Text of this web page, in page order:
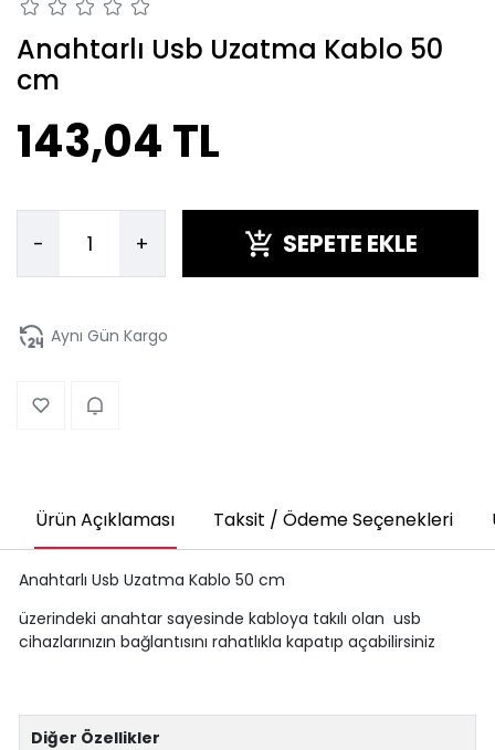
Anahtarlı Usb Uzatma Kablo 50
cm
143,04 TL
- + SEPETE EKLE
Aynı Gün Kargo
Ürün Açıklaması Taksit / Ödeme Seçenekleri
Anahtarlı Usb Uzatma Kablo 50 cm
üzerindeki anahtar sayesinde kabloya takılı olan usb
cihazlarınızın bağlantısını rahatlıkla kapatıp açabilirsiniz
Diğer Özellikler